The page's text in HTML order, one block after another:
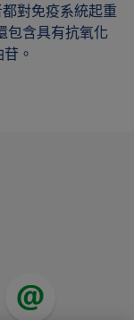
對免疫系統起重
包含具有抗氧化
。